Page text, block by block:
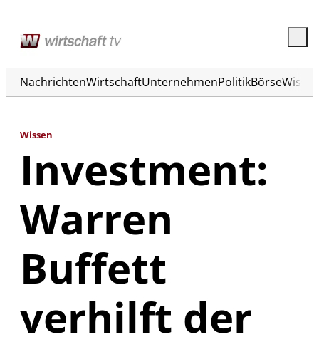
NachrichtenWirtschaftUnternehmenPolitikBörse
Wissen
Investment:
Warren
Buffett
verhilft der